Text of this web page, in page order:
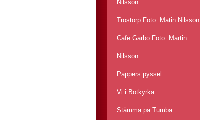
Nilsson
Trostorp Foto: Matin Nilsson
Cafe Garbo Foto: Martin
Nilsson
Pappers pyssel
Vi i Botkyrka
Stämma på Tumba